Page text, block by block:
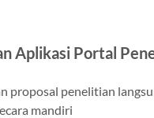
Aplikasi Portal
proposal penelitian
mandiri